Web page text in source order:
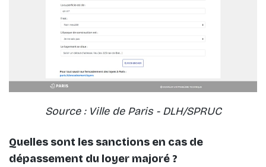
Source : Ville de Paris - DLH/SPRUC
Quelles sont les sanctions en cas de
dépassement du loyer majoré ?